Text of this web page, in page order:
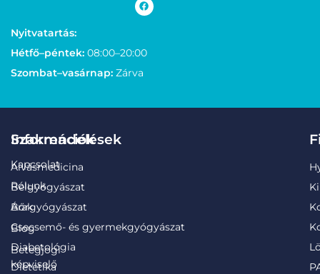
Nyitvatartás:
Hétfő–péntek: 08:00–20:00
Szombat–vasárnap: Zárva
Információk
Kapcsolat
Rólunk
Árak
Blog
Betegjogi
képviselő
Szakrendelések
Alvásmedicina
Belgyógyászat
Bőrgyógyászat
Csecsemő- és gyermekgyógyászat
Diabetológia
Dietetika